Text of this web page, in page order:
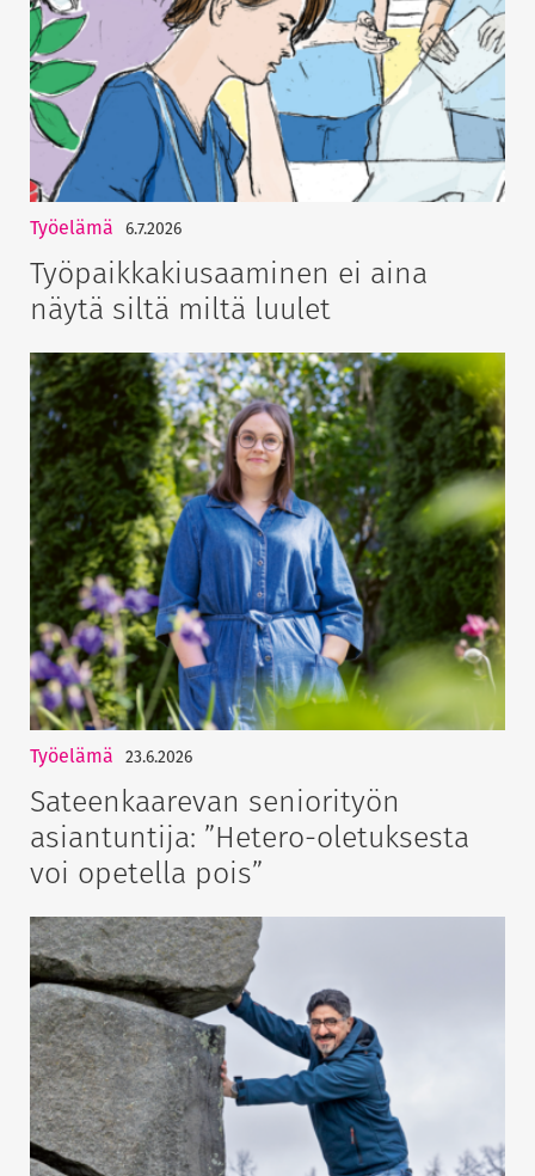
Työelämä 6.7.2026
Työpaikkakiusaaminen ei aina
näytä siltä miltä luulet
Työelämä 23.6.2026
Sateenkaarevan seniorityön
asiantuntija: ”Hetero-oletuksesta
voi opetella pois”